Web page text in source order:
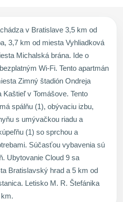
v Bratislave 3,5 km od
3,7 km od miesta Vyhliadková
Michalská brána. Ide o
Wi-Fi. Tento apartmán
Zimný štadión Ondreja
v Tomášove. Tento
spálňu (1), obývaciu izbu,
s umývačkou riadu a
(1) so sprchou a
Súčasťou vybavenia sú
Ubytovanie Cloud 9 sa
Bratislavský hrad a 5 km od
Letisko M. R. Štefánika